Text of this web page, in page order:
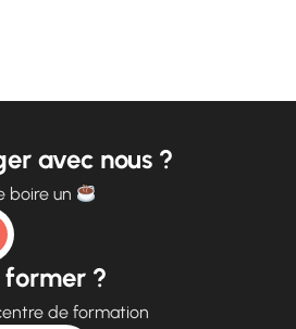
avec nous ?
boire un
former ?
de formation